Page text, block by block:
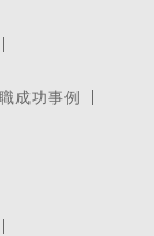
成功事例